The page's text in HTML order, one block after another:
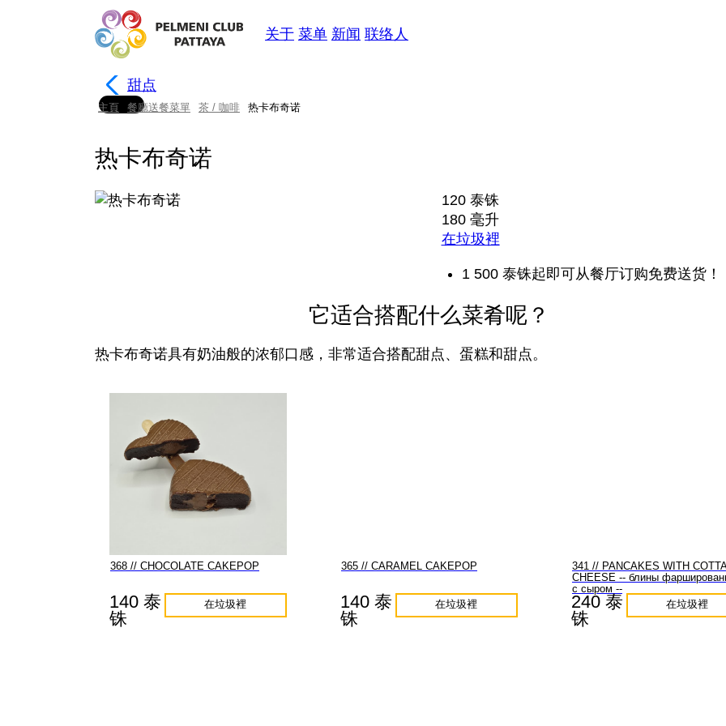
关于 菜单 新闻 联络人
甜点
主頁 餐廳送餐菜單 茶 / 咖啡 热卡布奇诺
热卡布奇诺
120 泰铢
180 毫升
在垃圾裡
1 500 泰铢起即可从餐厅订购免费送货！
它适合搭配什么菜肴呢？
热卡布奇诺具有奶油般的浓郁口感，非常适合搭配甜点、蛋糕和甜点。
368 // CHOCOLATE CAKEPOP
140 泰
铢
在垃圾裡
365 // CARAMEL CAKEPOP
140 泰
铢
在垃圾裡
341 // PANCAKES WITH
CHEESE -- блины
с сыром --
240 泰
铢
在垃圾裡